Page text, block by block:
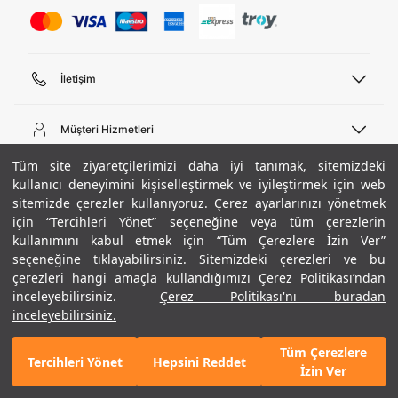
Tüm site ziyaretçilerimizi daha iyi tanımak, sitemizdeki
kullanıcı deneyimini kişiselleştirmek ve iyileştirmek için web
sitemizde çerezler kullanıyoruz. Çerez ayarlarınızı yönetmek
için “Tercihleri Yönet” seçeneğine veya tüm çerezlerin
kullanımını kabul etmek için “Tüm Çerezlere İzin Ver”
seçeneğine tıklayabilirsiniz. Sitemizdeki çerezleri ve bu
çerezleri hangi amaçla kullandığımızı Çerez Politikası’ndan
inceleyebilirsiniz.
Çerez Politikası'nı buradan
inceleyebilirsiniz.
Tercihleri Yönet Hepsini Reddet
Tüm Çerezlere
İzin Ver
+ 6 Renk
GELINCE HABER VER
İletişim
444 02 00
Pazartesi - Cuma 09:00 - 18:00
E-posta
bilgi@underarmour.com
Müşteri Hizmetleri
Sipariş Sorgulama
Bize Ulaşın
Teslimat Bilgileri
İşlem Rehberi
İade ve Değişimler
Sıkça Sorulan Sorular
Beden Rehberi
Site Haritası
Hakkımızda
Ticari Bilgiler
Hükümler ve Koşullar
Gizlilik Politikası
Çerez Politikası
Kariyer
ETBİS
UA Sosyal Medya
Instagram
Facebook
Twitter
Popüler Kategoriler
Erkek Basketbol Ayakkabısı
Çocuk Basketbol Ayakkabısı
Erkek Eşofman